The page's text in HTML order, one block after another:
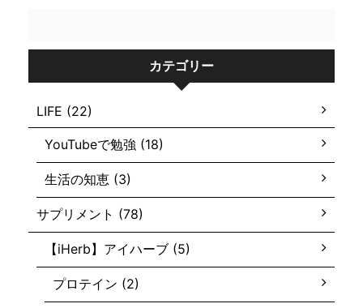
カテゴリー
LIFE (22)
YouTubeで勉強 (18)
生活の知恵 (3)
サプリメント (78)
【iHerb】アイハーブ (5)
プロテイン (2)